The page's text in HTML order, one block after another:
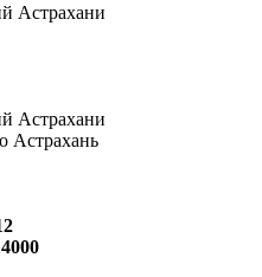
Астрахани
Астрахани
Астрахань